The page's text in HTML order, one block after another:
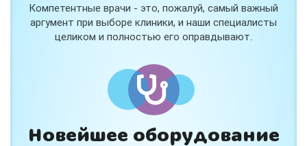
Компетентные врачи - это, пожалуй, самый важный
аргумент при выборе клиники, и наши специалисты
целиком и полностью его оправдывают.
Новейшее оборудование
Вас или вашего ребёнка беспокоят:
- боли в спине, шее, коленях или ногах?
- дискомфорт после спорта и нагрузок?
В «Медлэнд» принимает известный ортопед-
травматолог Шехмаметьев Али Зарефуллович
В прием входит:
✔️ Осмотр и консультация врача
✔️ Рекомендации по вашей ситуации
✔️Тейпирование